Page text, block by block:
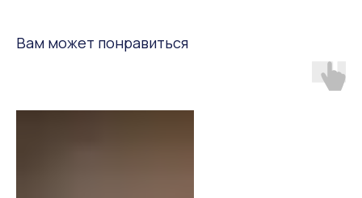
Вам может понравиться